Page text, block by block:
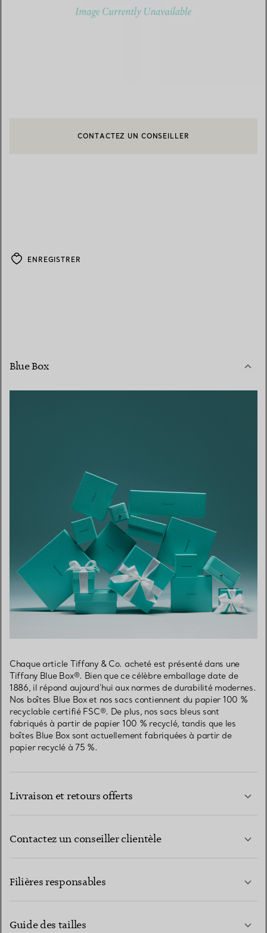
CONTACTER UN CONSEILLER CLIENT OU PRENDRE RENDEZ-
ENREGISTRER
Blue Box
Chaque article Tiffany & Co. acheté est présenté dans une
Tiffany Blue Box®. Bien que ce célèbre emballage date de
1886, il répond aujourd’hui aux normes de durabilité modernes.
Nos boîtes Blue Box et nos sacs contiennent du papier 100 %
recyclable certifié FSC®. De plus, nos sacs bleus sont
fabriqués à partir de papier 100 % recyclé, tandis que les
boîtes Blue Box sont actuellement fabriquées à partir de
papier recyclé à 75 %.
Livraison et retours offerts
Contactez un conseiller clientèle
Filières responsables
Guide des tailles